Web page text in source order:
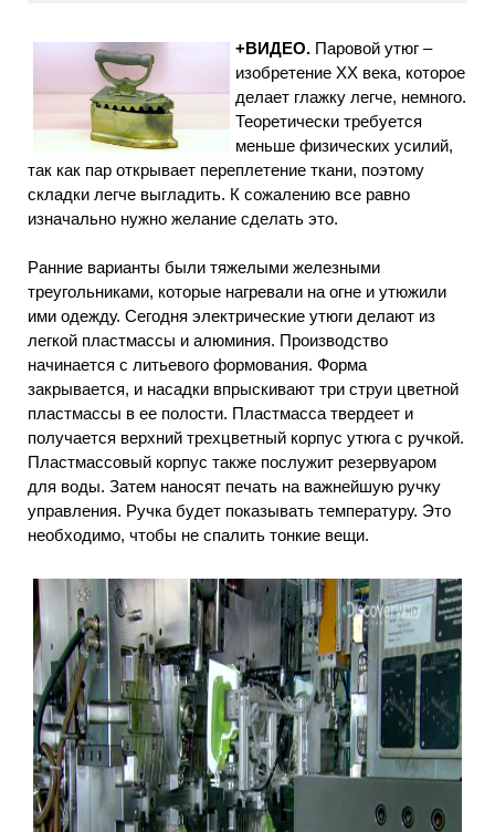
+ВИДЕО. Паровой утюг –
изобретение ХХ века, которое
делает глажку легче, немного.
Теоретически требуется
меньше физических усилий,
так как пар открывает переплетение ткани, поэтому
складки легче выгладить. К сожалению все равно
изначально нужно желание сделать это.
Ранние варианты были тяжелыми железными
треугольниками, которые нагревали на огне и утюжили
ими одежду. Сегодня электрические утюги делают из
легкой пластмассы и алюминия. Производство
начинается с литьевого формования. Форма
закрывается, и насадки впрыскивают три струи цветной
пластмассы в ее полости. Пластмасса твердеет и
получается верхний трехцветный корпус утюга с ручкой.
Пластмассовый корпус также послужит резервуаром
для воды. Затем наносят печать на важнейшую ручку
управления. Ручка будет показывать температуру. Это
необходимо, чтобы не спалить тонкие вещи.